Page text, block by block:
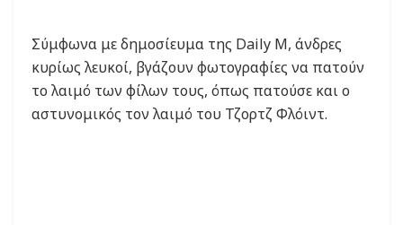
Σύμφωνα με δημοσίευμα της Daily M, άνδρες
κυρίως λευκοί, βγάζουν φωτογραφίες να πατούν
το λαιμό των φίλων τους, όπως πατούσε και ο
αστυνομικός τον λαιμό του Τζορτζ Φλόιντ.